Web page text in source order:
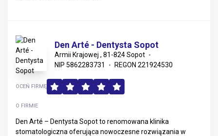
Den Arté - Dentysta Sopot
Armii Krajowej , 81-824 Sopot
NIP 5862283731
REGON 221924530
O FIRMIE
Den Arté – Dentysta Sopot to renomowana klinika
stomatologiczna oferująca nowoczesne rozwiązania w
OCEŃ FIRMĘ